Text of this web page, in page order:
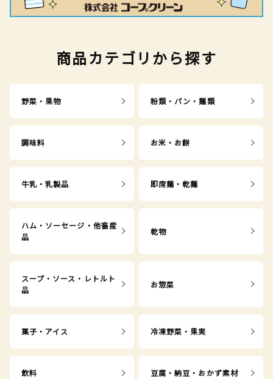
商品カテゴリから探す
野菜・果物 粉類・パン・麺類
調味料 お米・お餅
牛乳・乳製品 即席麺・乾麺
ハム・ソーセージ・他畜産
品
乾物
スープ・ソース・レトルト
品
お惣菜
菓子・アイス 冷凍野菜・果実
飲料 豆腐・納豆・おかず素材